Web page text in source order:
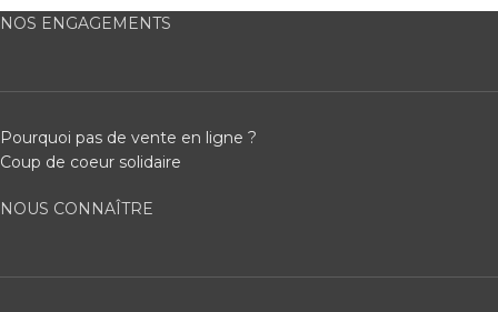
NOS ENGAGEMENTS
Pourquoi pas de vente en ligne ?
Coup de coeur solidaire
NOUS CONNAÎTRE